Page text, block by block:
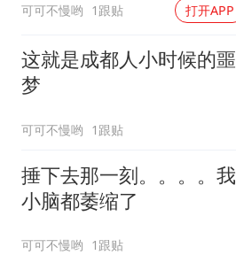
可可不慢哟 1跟贴 打开APP
这就是成都人小时候的噩
梦
可可不慢哟 1跟贴
捶下去那一刻。。。。我
小脑都萎缩了
可可不慢哟 1跟贴